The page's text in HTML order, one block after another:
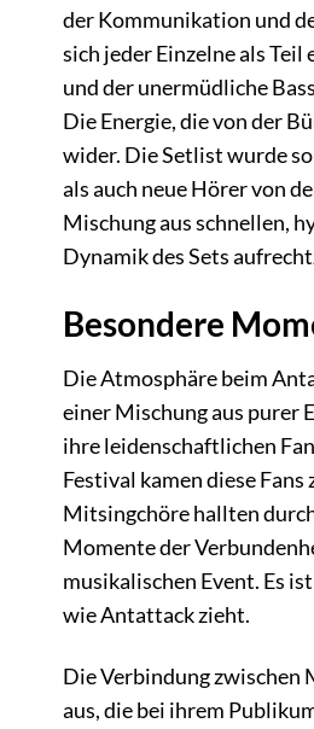
der Kommunikation und
sich jeder Einzelne als
und der unermüdliche
Die Energie, die von der
wider. Die Setlist wurde
als auch neue Hörer von
Mischung aus schnellen,
Dynamik des Sets
Besondere
Die Atmosphäre beim
einer Mischung aus purer
ihre leidenschaftlichen
Festival kamen diese
Mitsingchöre hallten
Momente der
musikalischen Event. Es
wie Antattack zieht.
Die Verbindung
aus, die bei ihrem